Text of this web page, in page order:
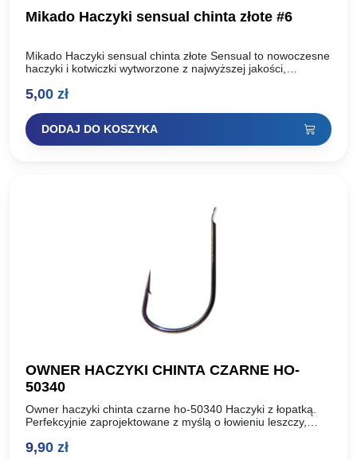
Mikado Haczyki sensual chinta złote #6
Mikado Haczyki sensual chinta złote Sensual to nowoczesne
haczyki i kotwiczki wytworzone z najwyższej jakości,
technologii ostrzenia: Mechanicznej oraz…
5,00 zł
DODAJ DO KOSZYKA
OWNER HACZYKI CHINTA CZARNE HO-
50340
Owner haczyki chinta czarne ho-50340 Haczyki z łopatką.
Perfekcyjnie zaprojektowane z myślą o łowieniu leszczy,
oraz…
9,90 zł